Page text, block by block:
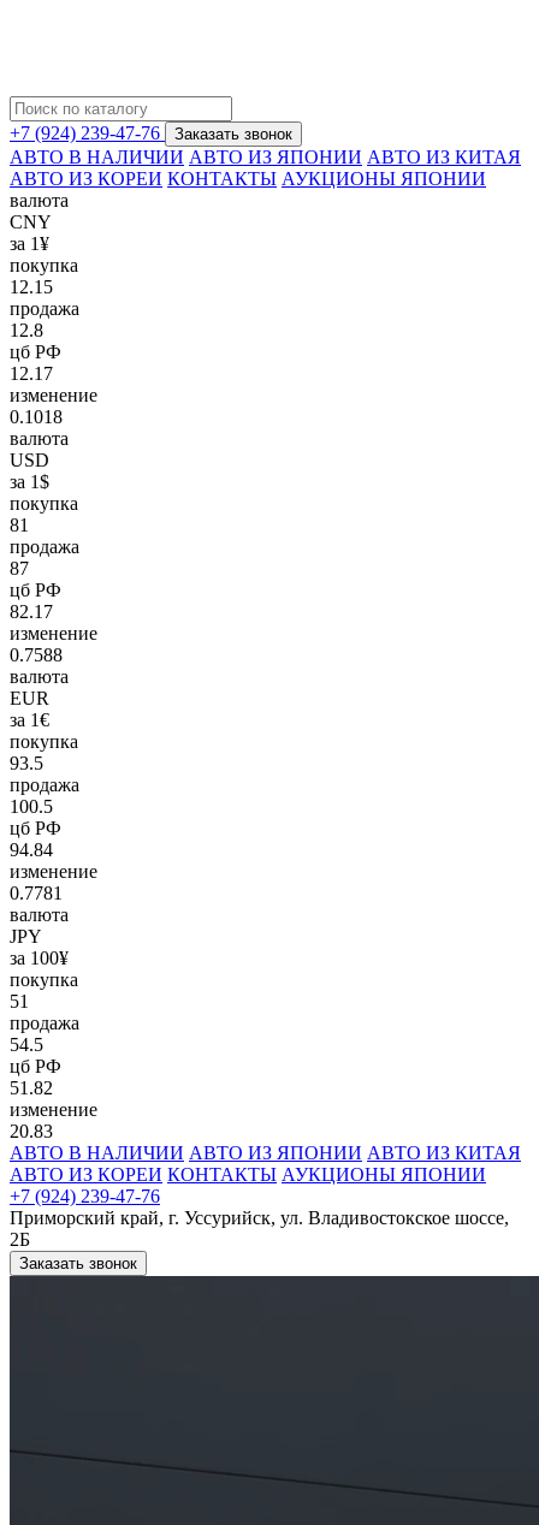
+7 (924) 239-47-76 Заказать звонок
АВТО В НАЛИЧИИ АВТО ИЗ ЯПОНИИ АВТО ИЗ КИТАЯ
АВТО ИЗ КОРЕИ КОНТАКТЫ АУКЦИОНЫ ЯПОНИИ
валюта
CNY
за 1¥
покупка
12.15
продажа
12.8
цб РФ
12.17
изменение
0.1018
валюта
USD
за 1$
покупка
81
продажа
87
цб РФ
82.17
изменение
0.7588
валюта
EUR
за 1€
покупка
93.5
продажа
100.5
цб РФ
94.84
изменение
0.7781
валюта
JPY
за 100¥
покупка
51
продажа
54.5
цб РФ
51.82
изменение
20.83
АВТО В НАЛИЧИИ АВТО ИЗ ЯПОНИИ АВТО ИЗ КИТАЯ
АВТО ИЗ КОРЕИ КОНТАКТЫ АУКЦИОНЫ ЯПОНИИ
+7 (924) 239-47-76
Приморский край, г. Уссурийск, ул. Владивостокское шоссе,
2Б
Заказать звонок